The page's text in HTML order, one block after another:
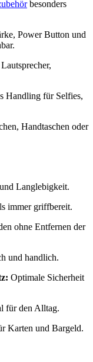
besonders
Power Button und
Handling für Selfies,
Handtaschen oder
Langlebigkeit.
immer griffbereit.
ohne Entfernen der
und handlich.
Optimale Sicherheit
für den Alltag.
Karten und Bargeld.